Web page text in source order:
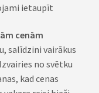
ietaupīt
cenām
salīdzini vairākus
no svētku
kad cenas